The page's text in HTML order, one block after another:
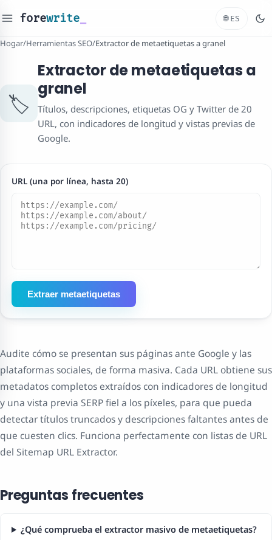
forewrite 🌐 ES
Hogar/Herramientas SEO/Extractor de metaetiquetas a granel
🏷️
Extractor de metaetiquetas a
granel
Títulos, descripciones, etiquetas OG y Twitter de 20
URL, con indicadores de longitud y vistas previas de
Google.
URL (una por línea, hasta 20)
Extraer metaetiquetas
Audite cómo se presentan sus páginas ante Google y las
plataformas sociales, de forma masiva. Cada URL obtiene sus
metadatos completos extraídos con indicadores de longitud
y una vista previa SERP fiel a los píxeles, para que pueda
detectar títulos truncados y descripciones faltantes antes de
que cuesten clics. Funciona perfectamente con listas de URL
del Sitemap URL Extractor.
Preguntas frecuentes
¿Qué comprueba el extractor masivo de metaetiquetas?